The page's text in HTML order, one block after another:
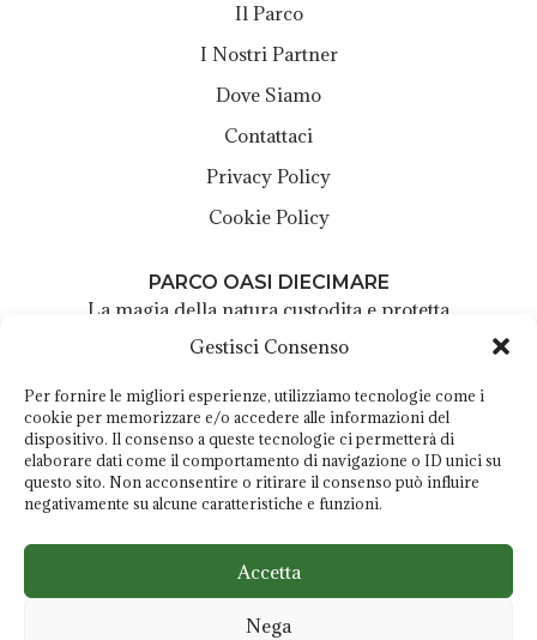
Gestisci Consenso
Per fornire le migliori esperienze, utilizziamo tecnologie come i
cookie per memorizzare e/o accedere alle informazioni del
dispositivo. Il consenso a queste tecnologie ci permetterà di
elaborare dati come il comportamento di navigazione o ID unici su
questo sito. Non acconsentire o ritirare il consenso può influire
negativamente su alcune caratteristiche e funzioni.
Accetta
Nega
Il Parco
I Nostri Partner
Dove Siamo
Contattaci
Privacy Policy
Cookie Policy
PARCO OASI DIECIMARE
La magia della natura custodita e protetta
Centro Visite Parco Oasi Diecimare
+39 380 659 9775
info@oasidiecimare.it
Orari:LUN - MAR: chiuso
MER - GIO - VEN -SAB - DOM: 8:00 - 16:30
Gestito da
Parco degli Ulivi
C.T.L. DI LAMBERTI CARMELA & C. S.A.S.